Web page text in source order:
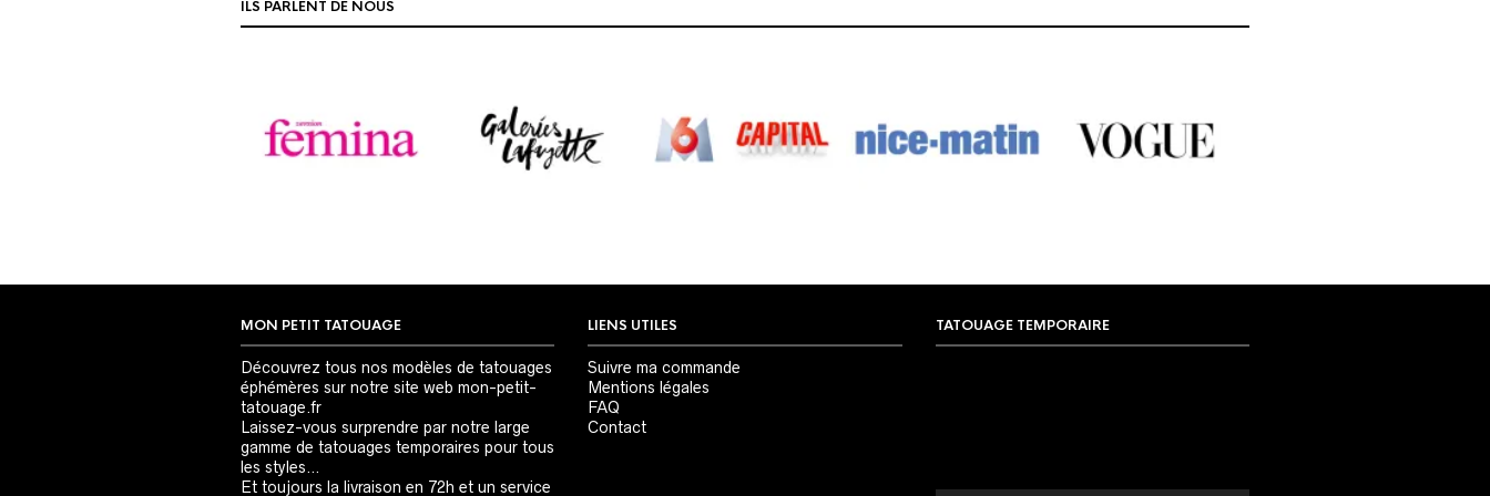
ILS PARLENT DE NOUS
MON PETIT TATOUAGE
Découvrez tous nos modèles de tatouages
éphémères sur notre site web mon-petit-
tatouage.fr
Laissez-vous surprendre par notre large
gamme de tatouages temporaires pour tous
les styles…
Et toujours la livraison en 72h et un service
LIENS UTILES
Suivre ma commande
Mentions légales
FAQ
Contact
TATOUAGE TEMPORAIRE